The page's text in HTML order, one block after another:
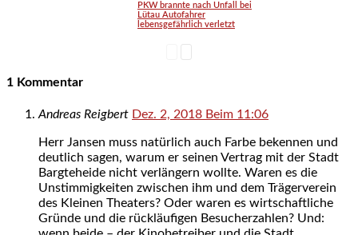
PKW brannte nach Unfall bei
Lütau Autofahrer
lebensgefährlich verletzt
1 Kommentar
Andreas Reigbert Dez. 2, 2018 Beim 11:06
Herr Jansen muss natürlich auch Farbe bekennen und
deutlich sagen, warum er seinen Vertrag mit der Stadt
Bargteheide nicht verlängern wollte. Waren es die
Unstimmigkeiten zwischen ihm und dem Trägerverein
des Kleinen Theaters? Oder waren es wirtschaftliche
Gründe und die rückläufigen Besucherzahlen? Und: